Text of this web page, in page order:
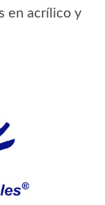
en acrílico y